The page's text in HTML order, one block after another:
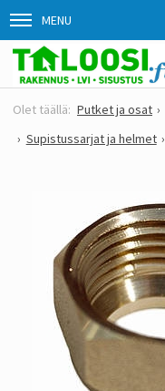
MENU
Putket ja osat
Supistussarjat ja helmet